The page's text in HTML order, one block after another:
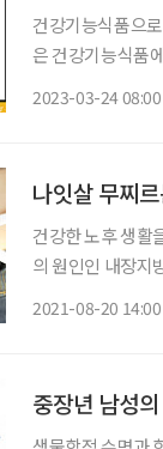
건강기능식품으
은 건강기능식품에 대
2023-03-24 08:00
나잇살 무찌
건강한 노후 생활
의 원인인 내장지
2021-08-20 14:00
중장년 남성